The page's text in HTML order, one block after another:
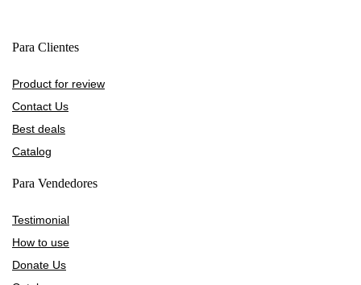
Para Clientes
Product for review
Contact Us
Best deals
Catalog
Para Vendedores
Testimonial
How to use
Donate Us